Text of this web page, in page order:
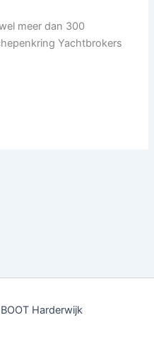
meer dan 300
Yachtbrokers
Harderwijk